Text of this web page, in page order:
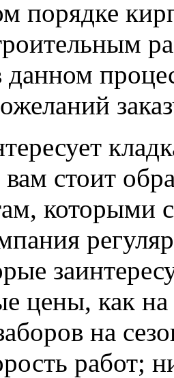
порядке
данном
вам стоит
которыми
цены, как на
на
работ;